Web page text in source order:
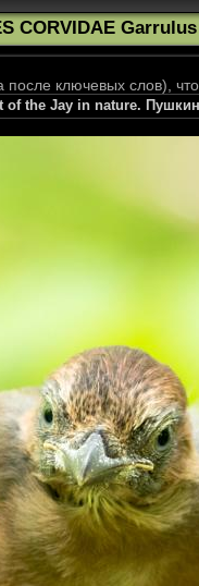
CORVIDAE
ключевых слов),
of the Jay in nature.